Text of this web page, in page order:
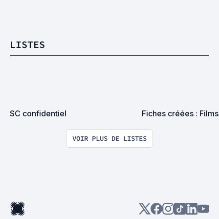
LISTES
SC confidentiel Fiches créées : Films
VOIR PLUS DE LISTES